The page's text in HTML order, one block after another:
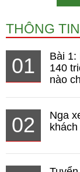
THÔNG
01
Bài 1:
140
nào
02
Nga